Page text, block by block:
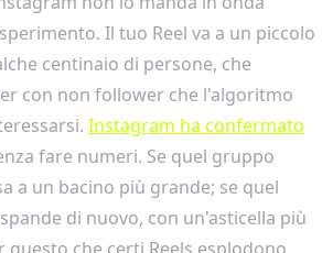
Il tuo Reel va a un piccolo
centinaio di persone, che
con non follower che l'algoritmo
Instagram ha confermato
fare numeri. Se quel gruppo
a un bacino più grande; se quel
di nuovo, con un'asticella più